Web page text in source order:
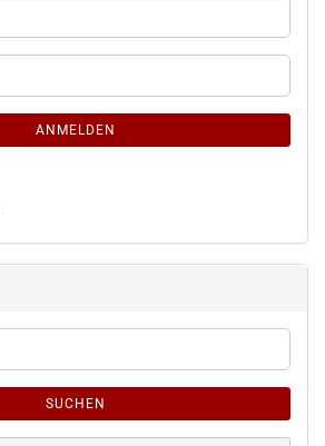
ANMELDEN
SUCHEN